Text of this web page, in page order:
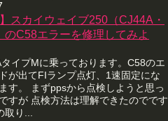
】スカイウェイブ250（CJ44A・
のC58エラーを修理してみよ
イプMに乗っております。C58のエ
が出てFIランプ点灯、1速固定にな
す。 まずppsから点検しようと思っ
すが 点検方法は理解できたのでです
取り...